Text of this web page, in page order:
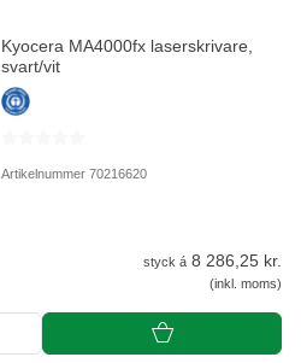
Kyocera MA4000fx laserskrivare,
svart/vit
Artikelnummer 70216620
styck á 8 286,25 kr.
(inkl. moms)